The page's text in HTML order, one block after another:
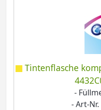
Tintenflasche
-
- Art-Nr.